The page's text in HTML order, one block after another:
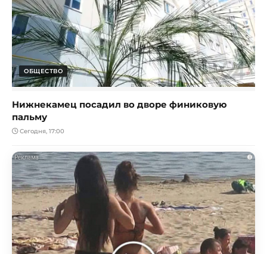
ОБЩЕСТВО
Нижнекамец посадил во дворе финиковую
пальму
Сегодня, 17:00
i